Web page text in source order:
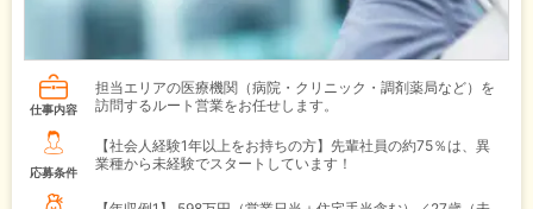
仕事内容
担当エリアの医療機関（病院・クリニック・調剤薬局など）を
訪問するルート営業をお任せします。
応募条件
【社会人経験1年以上をお持ちの方】先輩社員の約75％は、異
業種から未経験でスタートしています！